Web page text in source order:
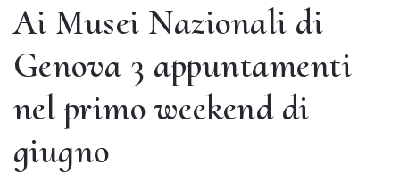
Ai Musei Nazionali di
Genova 3 appuntamenti
nel primo weekend di
giugno